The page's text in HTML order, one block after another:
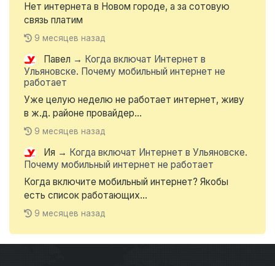
Нет интернета в Новом городе, а за сотовую
связь платим
9 месяцев назад
Павел → Когда включат Интернет в
Ульяновске. Почему мобильный интернет не
работает
Уже целую неделю не работает интернет, живу
в ж.д. районе провайдер...
9 месяцев назад
Ия → Когда включат Интернет в Ульяновске.
Почему мобильный интернет не работает
Когда включите мобильный интернет? Якобы
есть список работающих...
9 месяцев назад